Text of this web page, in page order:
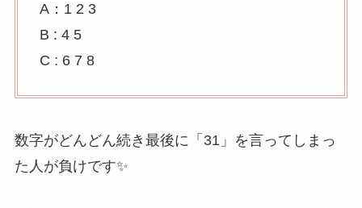
A：1 2 3
B : 4 5
C : 6 7 8
数字がどんどん続き最後に「31」を言ってしまっ
た人が負けです✨